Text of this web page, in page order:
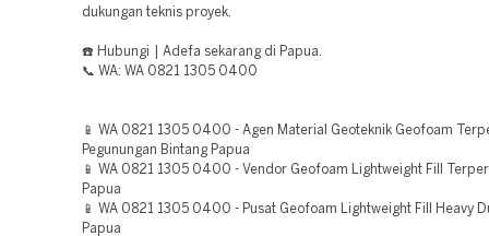
dukungan teknis proyek.
☎️ Hubungi | Adefa sekarang di Papua.
📞 WA: WA 0821 1305 0400
📱 WA 0821 1305 0400 - Agen Material Geoteknik Geofoam
Pegunungan Bintang Papua
📱 WA 0821 1305 0400 - Vendor Geofoam Lightweight Fill
Papua
📱 WA 0821 1305 0400 - Pusat Geofoam Lightweight Fill Heavy
Papua